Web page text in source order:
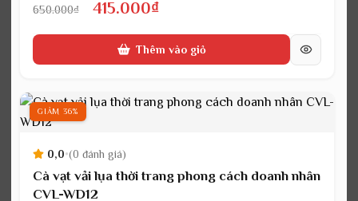
650.000₫
Giá
gốc
415.000₫Giá
hiện
tại
415.000₫.
Thêm vào giỏ
GIẢM 36%
0,0•(0 đánh giá)
Cà vạt vải lụa thời trang phong cách doanh nhân
CVL-WD12